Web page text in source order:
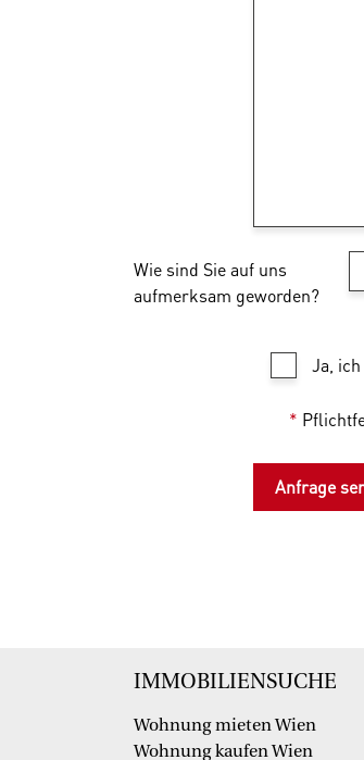
Wie sind Sie auf uns
aufmerksam geworden?
Ja,
*
IMMOBILIENSUCHE
Wohnung mieten Wien
Wohnung kaufen Wien